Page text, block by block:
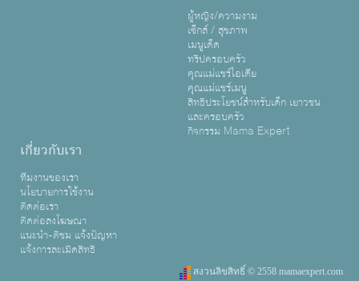
ผู้หญิง/ความงาม
เซ็กส์ / สุขภาพ
เมนูเด็ด
ทริปครอบครัว
คุณแม่แชร์ไอเดีย
คุณแม่แชร์เมนู
สิทธิประโยชน์สำหรับเด็ก เยาวชน
และครอบครัว
กิจกรรม Mama Expert
เกี่ยวกับเรา
ทีมงานของเรา
นโยบายการใช้งาน
ติดต่อเรา
ติดต่อลงโฆษณา
แนะนำ-ติชม แจ้งปัญหา
แจ้งการละเมิดสิทธิ
สงวนลิขสิทธิ์ © 2558 mamaexpert.com